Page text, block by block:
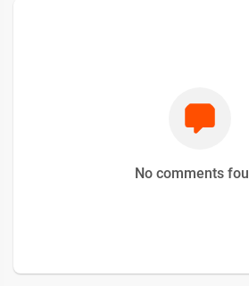
No comments